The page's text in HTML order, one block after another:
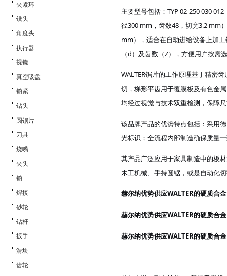
夹紧环
铣头
角度头
执行器
视镜
真空吸盘
锁紧
钻头
圆锯片
刀具
烧嘴
夹头
锁
焊接
砂轮
钻杆
扳手
滑块
齿轮
主要型号包括： TYP 02-250 030
径300 mm，齿数48，切宽3.2 mm
mm），适合在自动进给设备上加
（d）及齿数（Z），方便用户按需
WALTER锯片的工作原理基于精密
切，梯形平齿用于覆膜板及有色金
均经过视觉与技术双重检测，保障
该品牌产品的优势特点包括：采用
光标识；全流程内部制造确保质量
其产品广泛应用于家具制造中的板
木工机械、手持圆锯，或是自动化
赫尔纳优势供应WALTER的硬质合
赫尔纳优势供应WALTER的硬质合
赫尔纳优势供应WALTER的硬质合